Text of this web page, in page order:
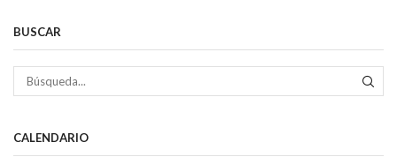
BUSCAR
CALENDARIO